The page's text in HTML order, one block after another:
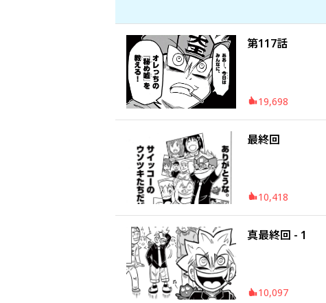
第117話
19,698
最終回
10,418
真最終回 - 1
10,097